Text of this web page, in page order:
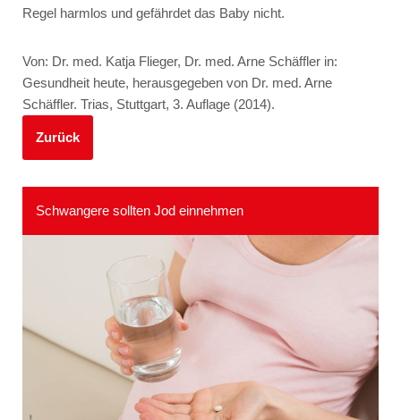
Regel harmlos und gefährdet das Baby nicht.
Von: Dr. med. Katja Flieger, Dr. med. Arne Schäffler in:
Gesundheit heute, herausgegeben von Dr. med. Arne
Schäffler. Trias, Stuttgart, 3. Auflage (2014).
Zurück
Schwangere sollten Jod einnehmen